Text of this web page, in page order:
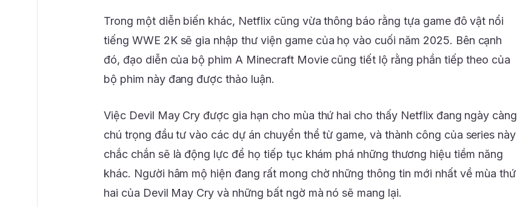
Trong một diễn biến khác, Netflix cũng vừa thông báo rằng tựa game đô vật nổi
tiếng WWE 2K sẽ gia nhập thư viện game của họ vào cuối năm 2025. Bên cạnh
đó, đạo diễn của bộ phim A Minecraft Movie cũng tiết lộ rằng phần tiếp theo của
bộ phim này đang được thảo luận.
Việc Devil May Cry được gia hạn cho mùa thứ hai cho thấy Netflix đang ngày càng
chú trọng đầu tư vào các dự án chuyển thể từ game, và thành công của series này
chắc chắn sẽ là động lực để họ tiếp tục khám phá những thương hiệu tiềm năng
khác. Người hâm mộ hiện đang rất mong chờ những thông tin mới nhất về mùa thứ
hai của Devil May Cry và những bất ngờ mà nó sẽ mang lại.